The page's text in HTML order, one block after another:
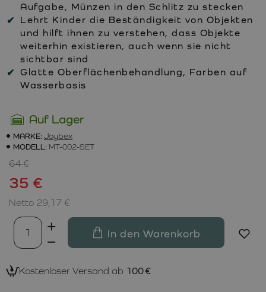
Aufgabe, Münzen in den Schlitz zu stecken
Lehrt Kinder die Beständigkeit von Objekten
und hilft ihnen zu verstehen, dass Objekte
weiterhin existieren, auch wenn sie nicht
sichtbar sind
Glatte Oberflächenbehandlung, Farben auf
Wasserbasis
Auf Lager
MARKE: Joybex
MODELL: MT-002-SET
35 €
64 €
Netto 29,17 €
In den Warenkorb
Kostenloser Versand ab 100 €